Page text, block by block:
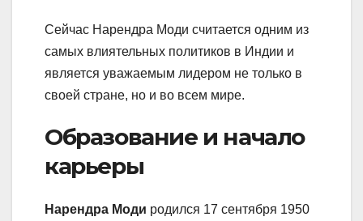
Сейчас Нарендра Моди считается одним из
самых влиятельных политиков в Индии и
является уважаемым лидером не только в
своей стране, но и во всем мире.
Образование и начало
карьеры
Нарендра Моди родился 17 сентября 1950